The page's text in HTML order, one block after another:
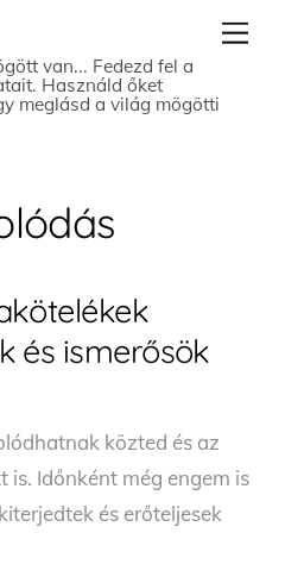
van... Fedezd fel a
Használd őket
meglásd a világ mögötti
és ismerősök
közted és az
is. Időnként még engem is
és erőteljesek